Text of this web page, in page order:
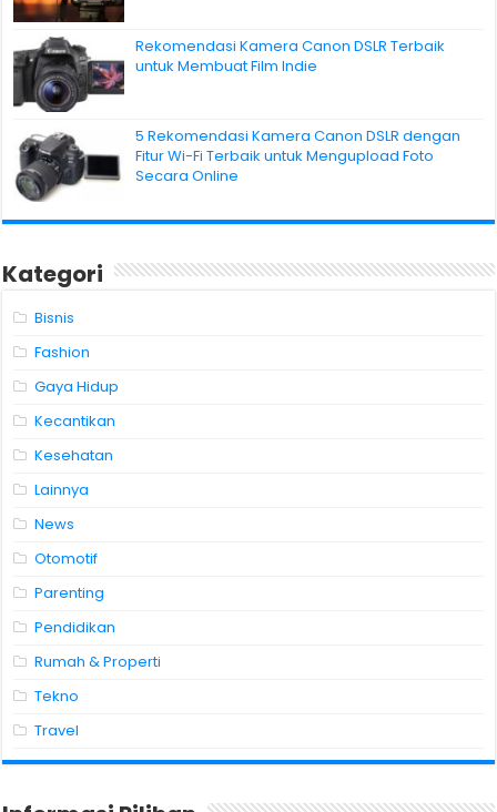
Rekomendasi Kamera Canon DSLR Terbaik
untuk Membuat Film Indie
5 Rekomendasi Kamera Canon DSLR dengan
Fitur Wi-Fi Terbaik untuk Mengupload Foto
Secara Online
Kategori
Bisnis
Fashion
Gaya Hidup
Kecantikan
Kesehatan
Lainnya
News
Otomotif
Parenting
Pendidikan
Rumah & Properti
Tekno
Travel